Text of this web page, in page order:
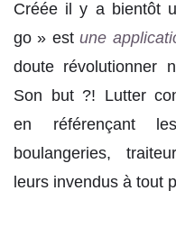
Créée il y a bientôt
go » estune
doute révolutionner
Son but ?! Lutter
en référençant
boulangeries,
leurs invendus à tout